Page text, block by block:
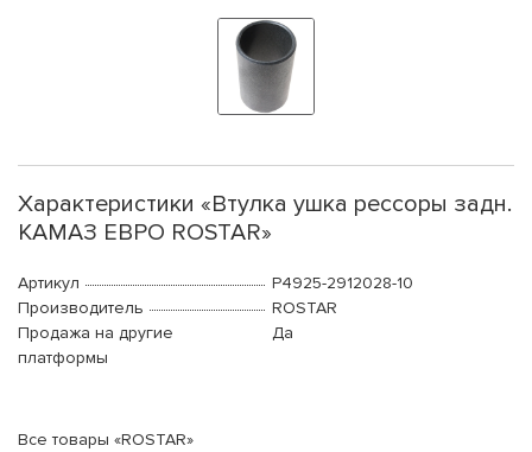
Характеристики «Втулка ушка рессоры задн.
КАМАЗ ЕВРО ROSTAR»
Артикул
Р4925-2912028-10
Производитель
ROSTAR
Продажа на другие
платформы
Да
Все товары «ROSTAR»